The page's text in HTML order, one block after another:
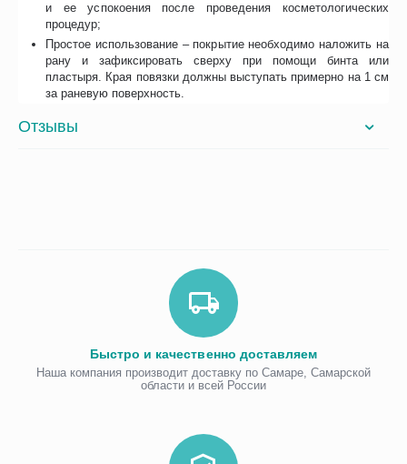
и ее успокоения после проведения косметологических
процедур;
Простое использование – покрытие необходимо наложить на
рану и зафиксировать сверху при помощи бинта или
пластыря. Края повязки должны выступать примерно на 1 см
за раневую поверхность.
Отзывы
Быстро и качественно доставляем
Наша компания производит доставку по Самаре, Самарской
области и всей России